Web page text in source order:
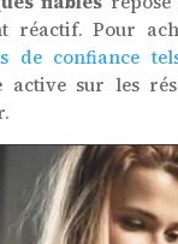
réactif. Pour
de confiance
active sur les